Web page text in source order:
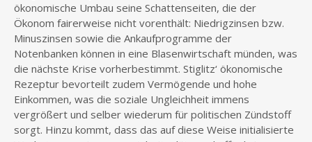
ökonomische Umbau seine Schattenseiten, die der
Ökonom fairerweise nicht vorenthält: Niedrigzinsen bzw.
Minuszinsen sowie die Ankaufprogramme der
Notenbanken können in eine Blasenwirtschaft münden, was
die nächste Krise vorherbestimmt. Stiglitz‘ ökonomische
Rezeptur bevorteilt zudem Vermögende und hohe
Einkommen, was die soziale Ungleichheit immens
vergrößert und selber wiederum für politischen Zündstoff
sorgt. Hinzu kommt, dass das auf diese Weise initialisierte